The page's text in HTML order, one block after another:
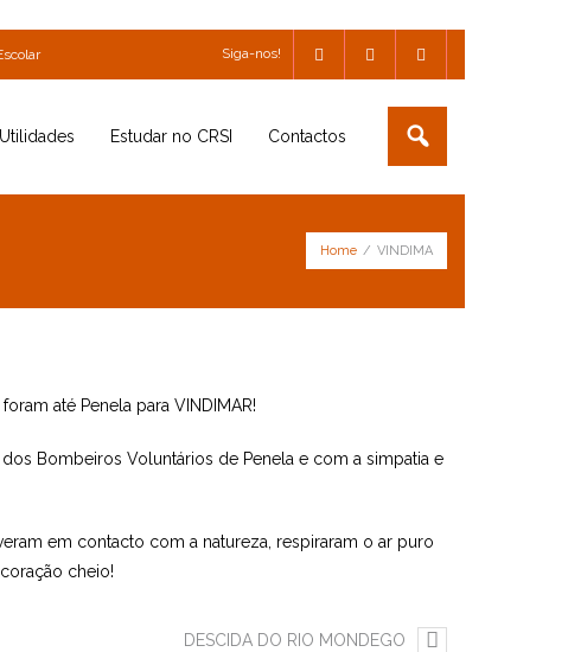
Siga-nos!
Utilidades Estudar no CRSI Contactos
Home / VINDIMA
até Penela para VINDIMAR!
Bombeiros Voluntários de Penela e com a simpatia e
em contacto com a natureza, respiraram o ar puro
cheio!
DESCIDA DO RIO MONDEGO